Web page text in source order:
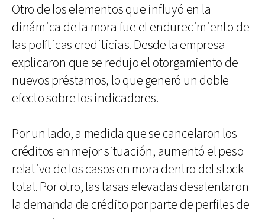
Otro de los elementos que influyó en la
dinámica de la mora fue el endurecimiento de
las políticas crediticias. Desde la empresa
explicaron que se redujo el otorgamiento de
nuevos préstamos, lo que generó un doble
efecto sobre los indicadores.
Por un lado, a medida que se cancelaron los
créditos en mejor situación, aumentó el peso
relativo de los casos en mora dentro del stock
total. Por otro, las tasas elevadas desalentaron
la demanda de crédito por parte de perfiles de